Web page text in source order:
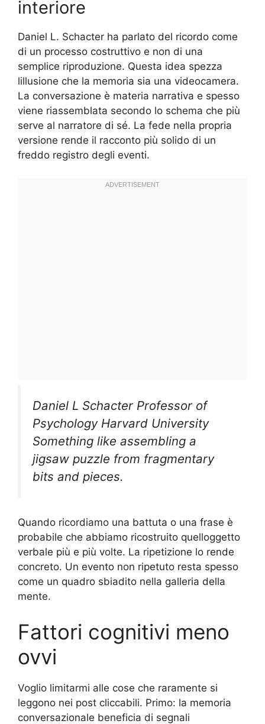
interiore
Daniel L. Schacter ha parlato del ricordo come
di un processo costruttivo e non di una
semplice riproduzione. Questa idea spezza
lillusione che la memoria sia una videocamera.
La conversazione è materia narrativa e spesso
viene riassemblata secondo lo schema che più
serve al narratore di sé. La fede nella propria
versione rende il racconto più solido di un
freddo registro degli eventi.
Daniel L Schacter Professor of
Psychology Harvard University
Something like assembling a
jigsaw puzzle from fragmentary
bits and pieces.
Quando ricordiamo una battuta o una frase è
probabile che abbiamo ricostruito quelloggetto
verbale più e più volte. La ripetizione lo rende
concreto. Un evento non ripetuto resta spesso
come un quadro sbiadito nella galleria della
mente.
Fattori cognitivi meno
ovvi
Voglio limitarmi alle cose che raramente si
leggono nei post cliccabili. Primo: la memoria
conversazionale beneficia di segnali